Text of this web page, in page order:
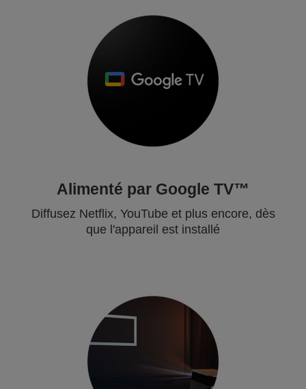
Alimenté par Google TV™
Diffusez Netflix, YouTube et plus encore, dès
que l'appareil est installé